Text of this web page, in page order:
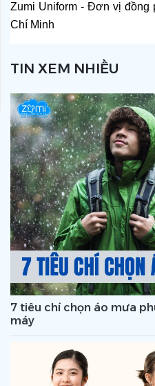
TIN XEM NHIỀU
7 tiêu chí chọn áo mưa
máy
Zumi Uniform - Đơn vị đồng
Chí Minh